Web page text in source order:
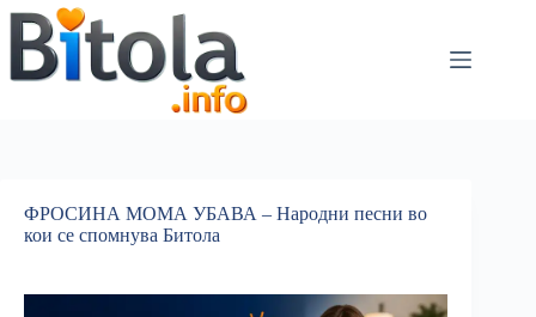
ФРОСИНА МОМА УБАВА – Народни песни во
кои се спомнува Битола